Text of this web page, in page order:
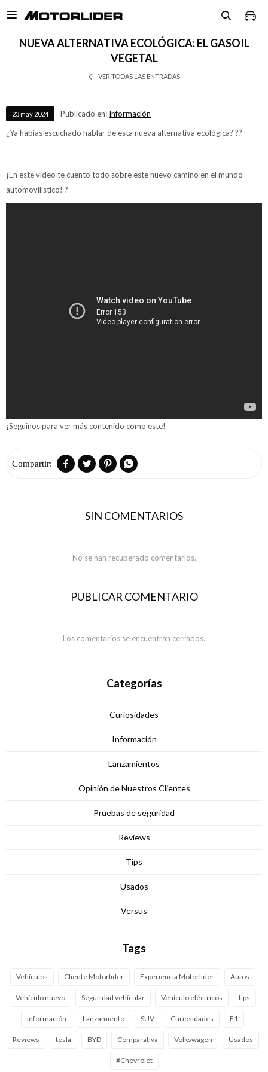

NUEVA ALTERNATIVA ECOLÓGICA: EL GASOIL
VEGETAL
VER TODAS LAS ENTRADAS
23 may 2024 Publicado en: Información
¿Ya habías escuchado hablar de esta nueva alternativa ecológica? ??
¡En este video te cuento todo sobre este nuevo camino en el mundo
automovilístico! ?
¡Seguinos para ver más contenido como este!
   
SIN COMENTARIOS
No se han recuperado comentarios.
PUBLICAR COMENTARIO
Los comentarios se encuentran cerrados.
Categorías
Curiosidades
Información
Lanzamientos
Opinión de Nuestros Clientes
Pruebas de seguridad
Reviews
Tips
Usados
Versus
Tags
Vehículos Cliente Motorlider Experiencia Motorlider Autos
Vehículo nuevo Seguridad vehícular Vehículo eléctricos tips
información Lanzamiento SUV Curiosidades F1
Reviews tesla BYD Comparativa Volkswagen Usados
#Chevrolet